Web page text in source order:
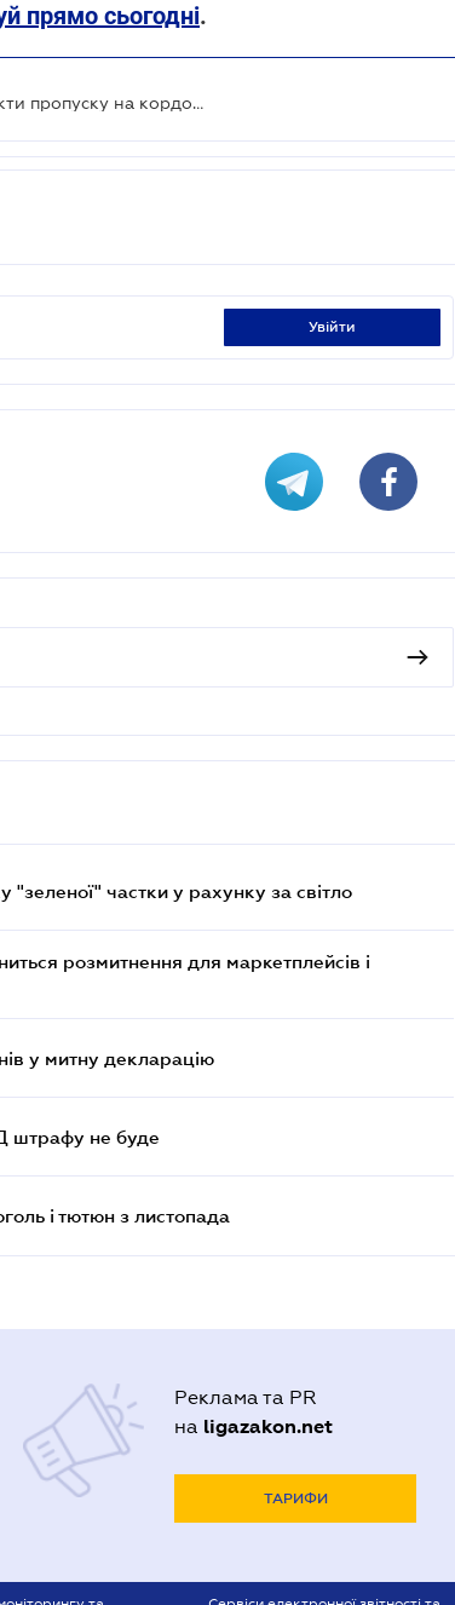
прямо сьогодні.
Румунські фермери розблокували всі пункти пропуску на кордоні з Україною
увійти
частки у рахунку за світло
розмитнення для маркетплейсів і
у митну декларацію
штрафу не буде
і тютюн з листопада
Реклама та PR
на ligazakon.net
ТАРИФИ